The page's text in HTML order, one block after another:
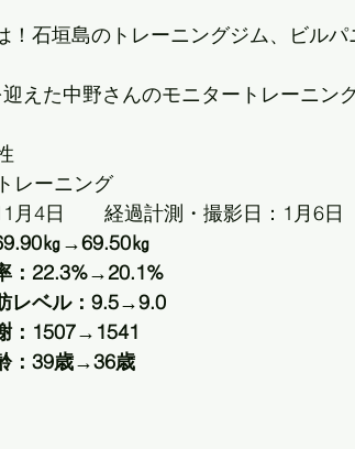
！石垣島のトレーニングジム、ビルパ
えた中野さんのモニタートレーニン
レーニング
月4日　　経過計測・撮影日：1月6日
㎏→69.50㎏
：22.3%→20.1%
レベル：9.5→9.0
：1507→1541
：39歳→36歳